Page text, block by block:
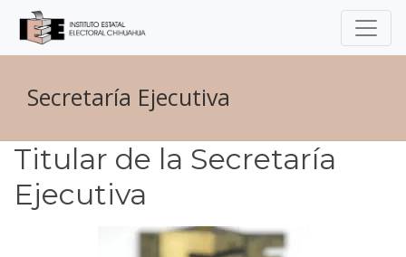
Secretaría Ejecutiva
Titular de la Secretaría
Ejecutiva